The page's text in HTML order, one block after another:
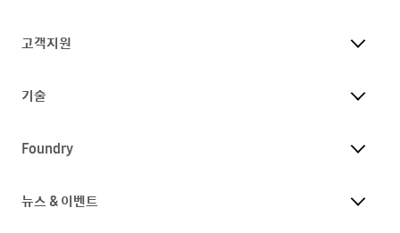
고객지원
기술
Foundry
뉴스 & 이벤트